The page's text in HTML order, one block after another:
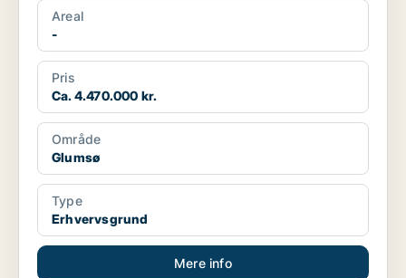
Areal
-
Pris
Ca. 4.470.000 kr.
Område
Glumsø
Type
Erhvervsgrund
Mere info